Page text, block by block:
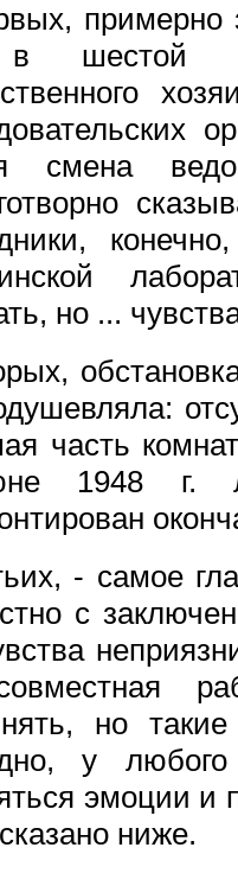
примерно
шестой
смена
но ...
часть
1948 г.
- самое
с
но
у
эмоции и
ниже.